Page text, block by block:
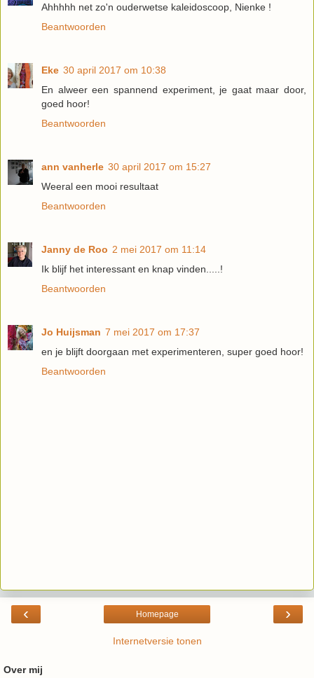
Ahhhhh net zo'n ouderwetse kaleidoscoop, Nienke !
Beantwoorden
Eke 30 april 2017 om 10:38
En alweer een spannend experiment, je gaat maar door,
goed hoor!
Beantwoorden
ann vanherle 30 april 2017 om 15:27
Weeral een mooi resultaat
Beantwoorden
Janny de Roo 2 mei 2017 om 11:14
Ik blijf het interessant en knap vinden.....!
Beantwoorden
Jo Huijsman 7 mei 2017 om 17:37
en je blijft doorgaan met experimenteren, super goed hoor!
Beantwoorden
‹ ›
Homepage
Internetversie tonen
Over mij